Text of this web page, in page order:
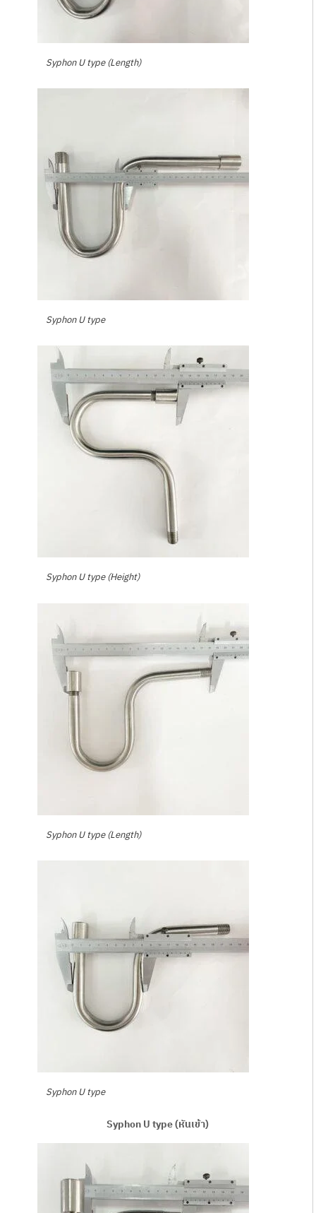
Syphon U type (Length)
Syphon U type
Syphon U type (Height)
Syphon U type (Length)
Syphon U type
Syphon U type (หันเข้า)